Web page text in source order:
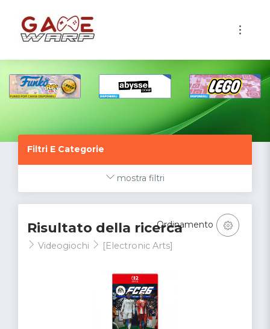
Filtri E Categorie
mostra filtri
Risultato della ricerca
Videogiochi [Electronic Arts]
Ordinamento